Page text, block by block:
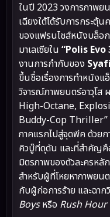
ในปี 2023 วงการภาพย
เฉียงใต้ได้รับการกระตุ้
ของแฟรนไชส์หนังบล็อ
มาเลเซียใน “Polis Evo
งานการกำกับของ
ขึ้นชื่อเรื่องการทำหนังแ
วิจารณ์ภาพยนตร์อาวุโส
High-Octane,
Buddy-Cop Thriller”
ภาคแรกไปสู่จุดพีค ด้วย
คิวบู๊ที่ดุดัน และที่สำคัญคื
มิตรภาพของตัวละครหลั
สำหรับผู้ที่โหยหาภาพยน
กับผู้ก่อการร้าย และฉาก
Boysหรือ Rush Hour